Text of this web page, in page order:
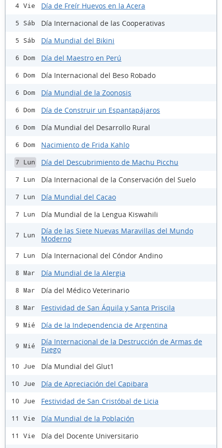
4 Vie Día de Freír Huevos en la Acera
5 Sáb Día Internacional de las Cooperativas
5 Sáb Día Mundial del Bikini
6 Dom Día del Maestro en Perú
6 Dom Día Internacional del Beso Robado
6 Dom Día Mundial de la Zoonosis
6 Dom Día de Construir un Espantapájaros
6 Dom Día Mundial del Desarrollo Rural
6 Dom Nacimiento de Frida Kahlo
7 Lun Día del Descubrimiento de Machu Picchu
7 Lun Día Internacional de la Conservación del Suelo
7 Lun Día Mundial del Cacao
7 Lun Día Mundial de la Lengua Kiswahili
7 Lun
Día de las Siete Nuevas Maravillas del Mundo
Moderno
7 Lun Día Internacional del Cóndor Andino
8 Mar Día Mundial de la Alergia
8 Mar Día del Médico Veterinario
8 Mar Festividad de San Áquila y Santa Priscila
9 Mié Día de la Independencia de Argentina
9 Mié
Día Internacional de la Destrucción de Armas de
Fuego
10 Jue Día Mundial del Glut1
10 Jue Día de Apreciación del Capibara
10 Jue Festividad de San Cristóbal de Licia
11 Vie Día Mundial de la Población
11 Vie Día del Docente Universitario